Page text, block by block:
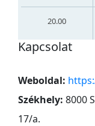
20.00
Kapcsolat
Weboldal:
Székhely: 8000
17/a.